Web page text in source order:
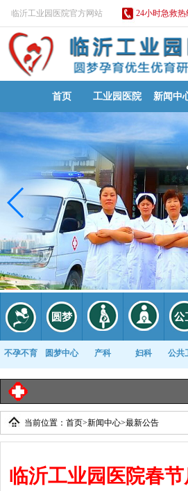
临沂工业园医院官方网站 24小时急救热
首页 工业园医院 新闻中
不孕不育 圆梦中心 产科 妇科 公共
康复科
临沂工业园医院
当前位置： 首页>新闻中心>最新公告
临沂工业园医院春